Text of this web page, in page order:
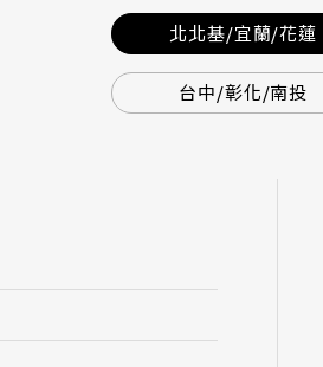
北北基/宜蘭/花蓮
台中/彰化/南投